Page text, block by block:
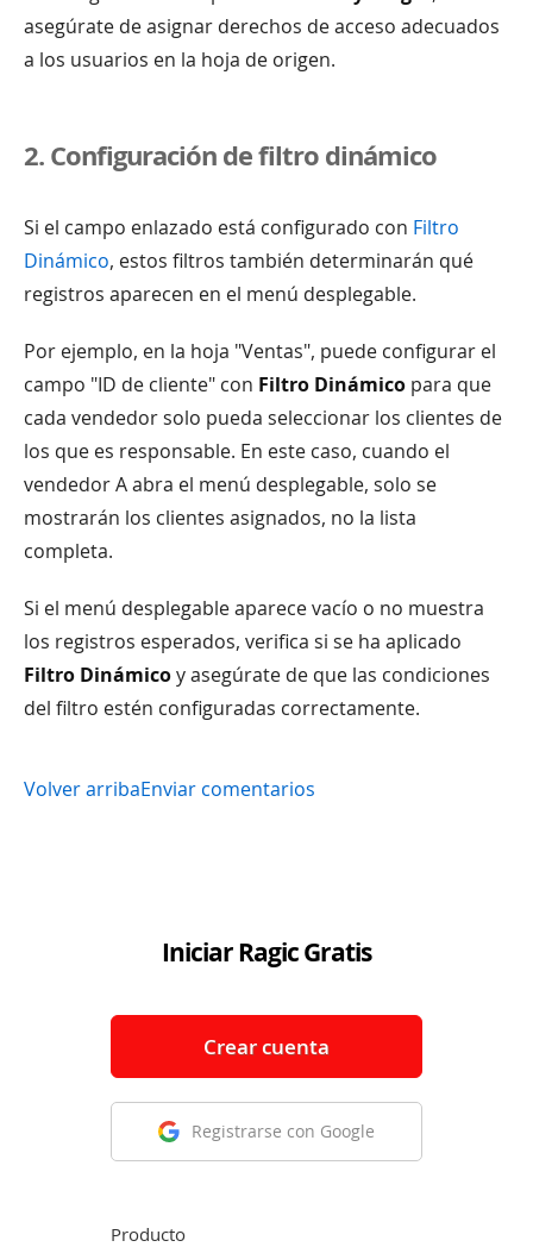
asegúrate de asignar derechos de acceso adecuados
a los usuarios en la hoja de origen.
2. Configuración de filtro dinámico
Si el campo enlazado está configurado con Filtro
Dinámico, estos filtros también determinarán qué
registros aparecen en el menú desplegable.
Por ejemplo, en la hoja "Ventas", puede configurar el
campo "ID de cliente" con Filtro Dinámico para que
cada vendedor solo pueda seleccionar los clientes de
los que es responsable. En este caso, cuando el
vendedor A abra el menú desplegable, solo se
mostrarán los clientes asignados, no la lista
completa.
Si el menú desplegable aparece vacío o no muestra
los registros esperados, verifica si se ha aplicado
Filtro Dinámicoy asegúrate de que las condiciones
del filtro estén configuradas correctamente.
Volver arribaEnviar comentarios
Iniciar Ragic Gratis
Crear cuenta
Registrarse con Google
Producto